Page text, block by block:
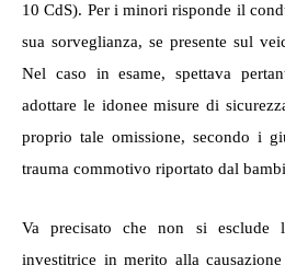
10 CdS). Per i minori risponde il
sua sorveglianza, se presente sul
Nel caso in esame, spettava
adottare le idonee misure di
proprio tale omissione, secondo i
trauma commotivo riportato dal
Va precisato che non si esclude
investitrice in merito alla